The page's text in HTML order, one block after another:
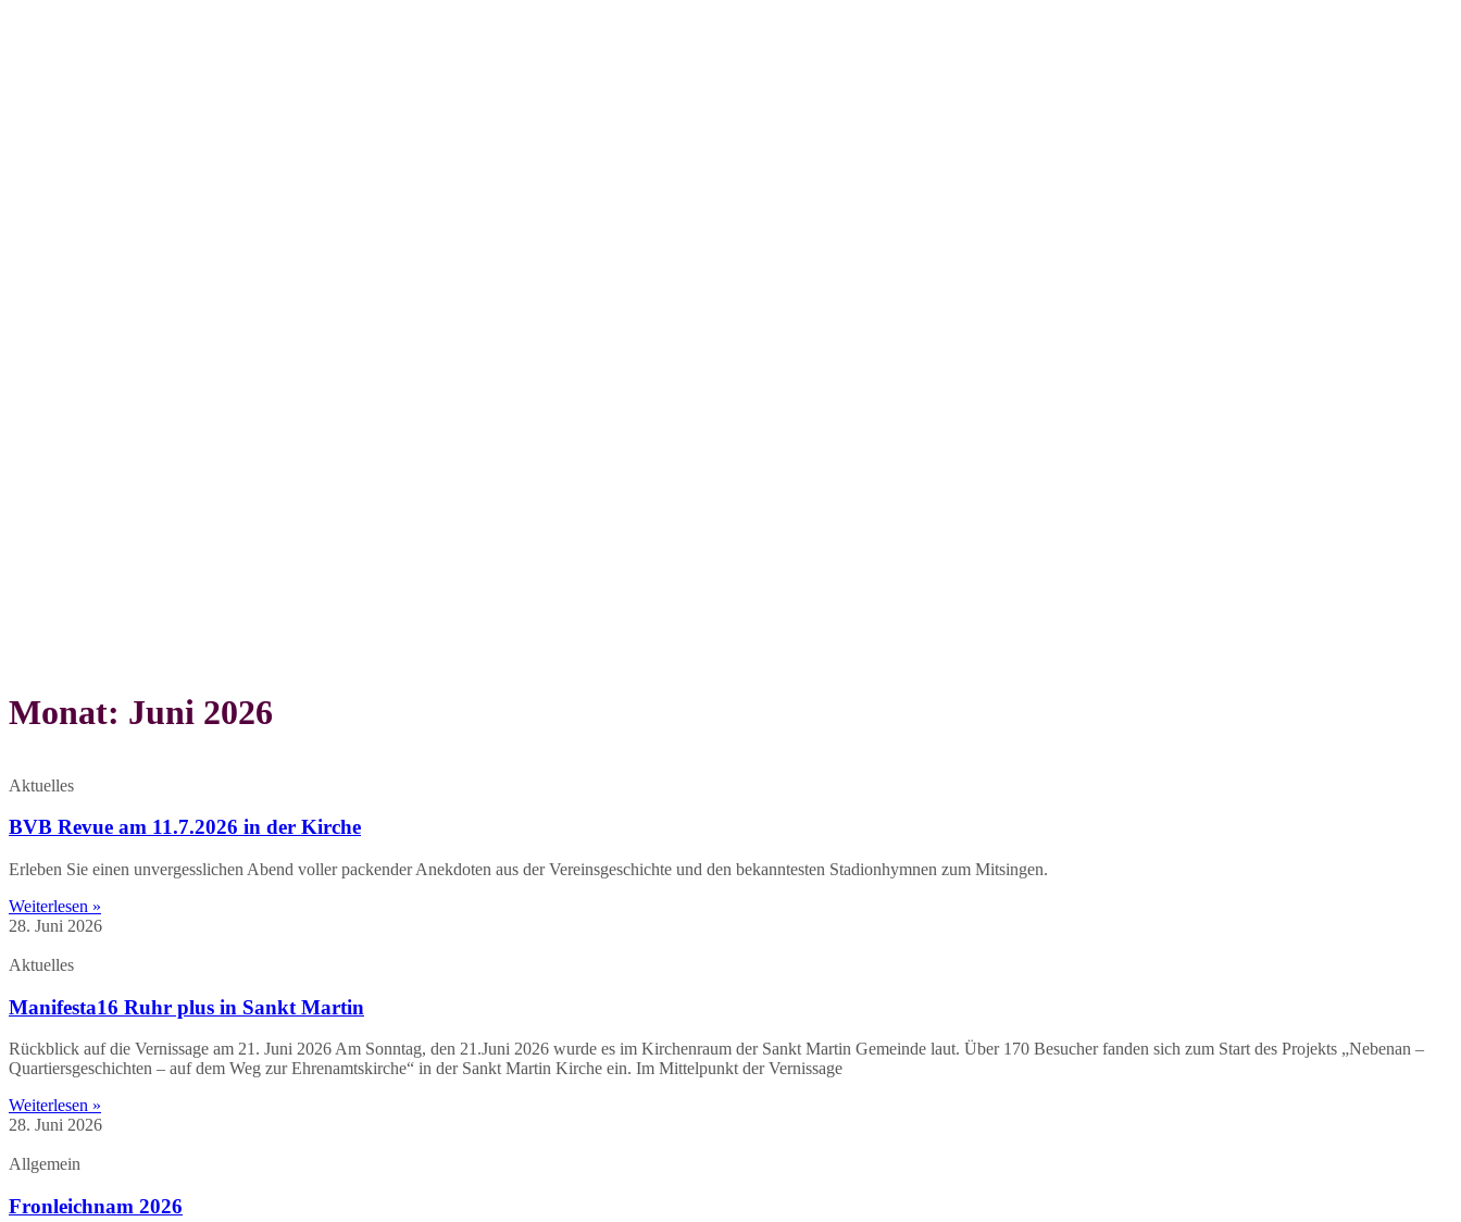
Monat: Juni 2026
Aktuelles
BVB Revue am 11.7.2026 in der Kirche
Erleben Sie einen unvergesslichen Abend voller packender Anekdoten aus der Vereinsgeschichte und den bekanntesten Stadionhymnen zum Mitsingen.
Weiterlesen »
28. Juni 2026
Aktuelles
Manifesta16 Ruhr plus in Sankt Martin
Rückblick auf die Vernissage am 21. Juni 2026 Am Sonntag, den 21.Juni 2026 wurde es im Kirchenraum der Sankt Martin Gemeinde laut. Über 170 Besucher fanden sich zum Start des Projekts „Nebenan –
Quartiersgeschichten – auf dem Weg zur Ehrenamtskirche“ in der Sankt Martin Kirche ein. Im Mittelpunkt der Vernissage
Weiterlesen »
28. Juni 2026
Allgemein
Fronleichnam 2026